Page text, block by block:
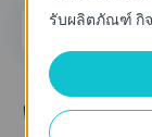
ที่อยู่อีเมล
ติดตามเรา
รับผลิตภัณฑ์ กิ